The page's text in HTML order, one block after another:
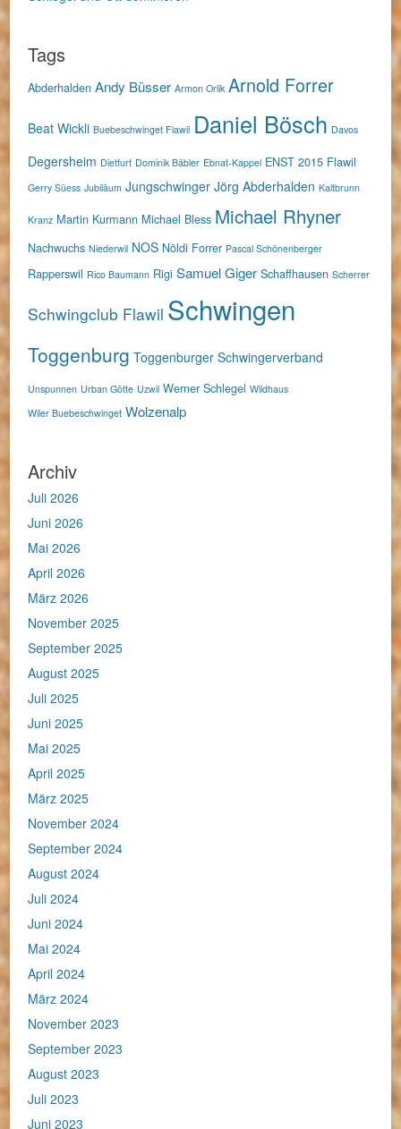
Tags
Abderhalden Andy Büsser Armon Orlik Arnold Forrer
Beat Wickli Buebeschwinget Flawil Daniel Bösch Davos
Degersheim Dietfurt Dominik Bäbler Ebnat-Kappel ENST 2015 Flawil
Gerry Süess Jubiläum Jungschwinger Jörg Abderhalden Kaltbrunn
Kranz Martin Kurmann Michael Bless Michael Rhyner
Nachwuchs Niederwil NOS Nöldi Forrer Pascal Schönenberger
Rapperswil Rico Baumann Rigi Samuel Giger Schaffhausen Scherrer
Schwingclub Flawil Schwingen
Toggenburg Toggenburger Schwingerverband
Unspunnen Urban Götte Uzwil Werner Schlegel Wildhaus
Wiler Buebeschwinget Wolzenalp
Archiv
Juli 2026
Juni 2026
Mai 2026
April 2026
März 2026
November 2025
September 2025
August 2025
Juli 2025
Juni 2025
Mai 2025
April 2025
März 2025
November 2024
September 2024
August 2024
Juli 2024
Juni 2024
Mai 2024
April 2024
März 2024
November 2023
September 2023
August 2023
Juli 2023
Juni 2023